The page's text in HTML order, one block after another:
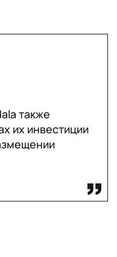
также
их инвестиции